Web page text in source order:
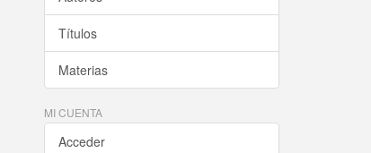
Títulos
Materias
MI CUENTA
Acceder